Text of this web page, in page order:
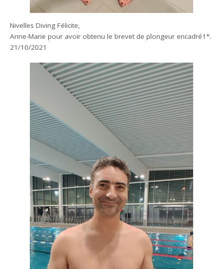
Nivelles Diving Félicite,
Anne-Marie pour avoir obtenu le brevet de plongeur encadré1*.
21/10/2021